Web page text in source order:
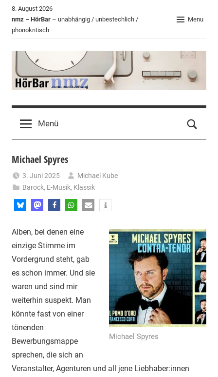
Zum
Inhalt
springen
8. August 2026
nmz – HörBar – unabhängig / unbestechlich /
phonokritisch
Menu
HörBar
der
nmz
Menü
Michael Spyres
3. Juni 2025
Michael Kube
Barock, E-Musik, Klassik
Michael Spyres
Alben, bei denen eine
einzige Stimme im
Vordergrund steht, gab
es schon immer. Und sie
waren und sind mir
weiterhin suspekt. Man
könnte fast von einer
tönenden
Bewerbungsmappe
sprechen, die sich an
Veranstalter, Agenturen und all jene Liebhaber:innen